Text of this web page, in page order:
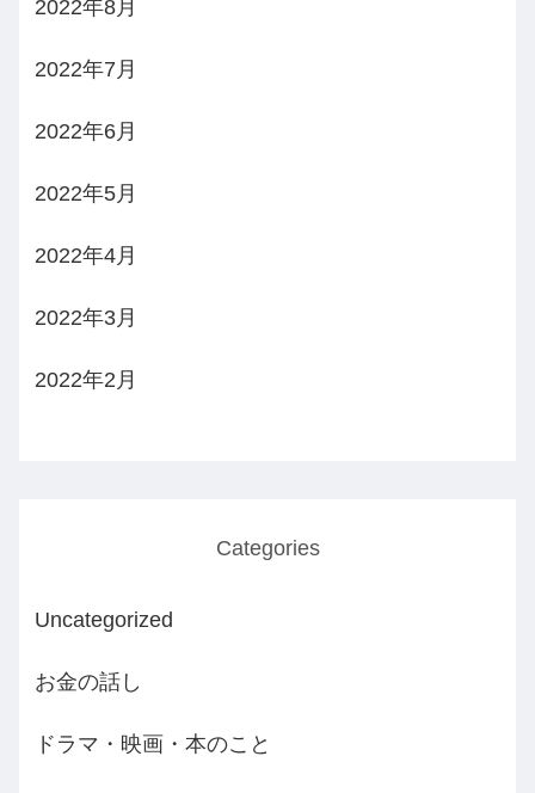
2022年8月
2022年7月
2022年6月
2022年5月
2022年4月
2022年3月
2022年2月
Categories
Uncategorized
お金の話し
ドラマ・映画・本のこと